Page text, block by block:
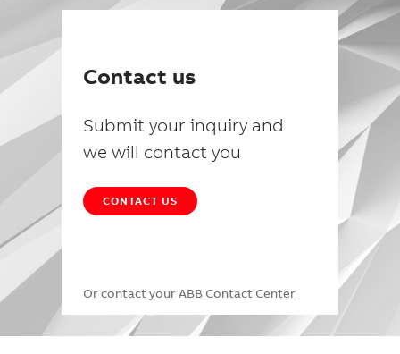
Contact us
Submit your inquiry and
we will contact you
CONTACT US
Or contact your ABB Contact Center